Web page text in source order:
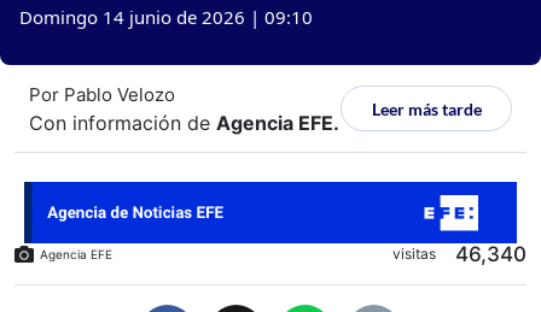
Domingo 14 junio de 2026 | 09:10
Por Pablo Velozo
Con información de Agencia EFE.
Leer más tarde
Agencia EFE visitas 46,340